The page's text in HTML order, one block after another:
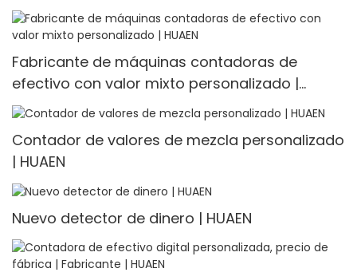
Fabricante de máquinas contadoras de
efectivo con valor mixto personalizado |
HUAEN
Contador de valores de mezcla personalizado
| HUAEN
Nuevo detector de dinero | HUAEN